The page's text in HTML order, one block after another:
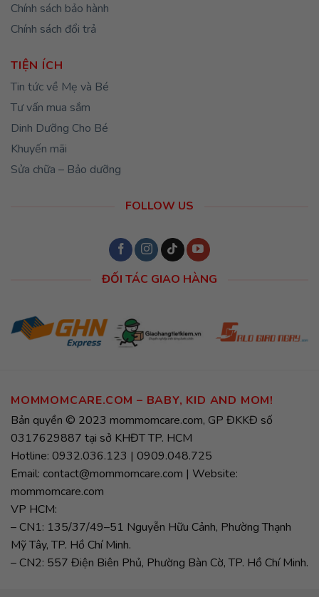
Chính sách bảo hành
Chính sách đổi trả
TIỆN ÍCH
Tin tức về Mẹ và Bé
Tư vấn mua sắm
Dinh Dưỡng Cho Bé
Khuyến mãi
Sửa chữa – Bảo dưỡng
FOLLOW US
ĐỐI TÁC GIAO HÀNG
MOMMOMCARE.COM – BABY, KID AND MOM!
Bản quyền © 2023 mommomcare.com, GP ĐKKĐ số
0317629887 tại sở KHĐT TP. HCM
Hotline: 0932.036.123 | 0909.048.725
Email: contact@mommomcare.com | Website:
mommomcare.com
VP HCM:
– CN1: 135/37/49–51 Nguyễn Hữu Cảnh, Phường Thạnh
Mỹ Tây, TP. Hồ Chí Minh.
– CN2: 557 Điện Biên Phủ, Phường Bàn Cờ, TP. Hồ Chí Minh.